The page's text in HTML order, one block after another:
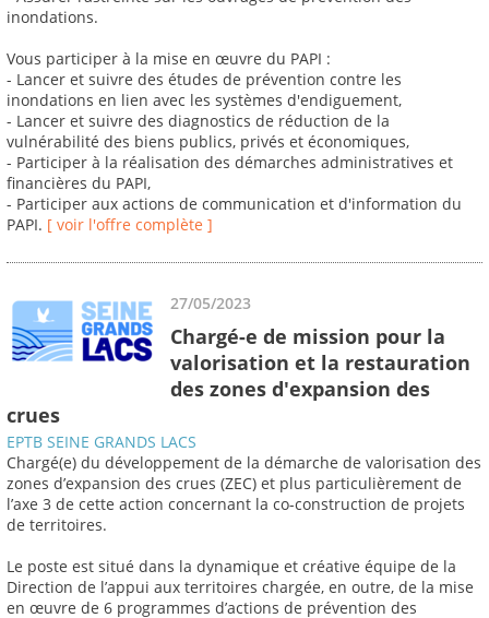
inondations.
Vous participer à la mise en œuvre du PAPI :
- Lancer et suivre des études de prévention contre les
inondations en lien avec les systèmes d'endiguement,
- Lancer et suivre des diagnostics de réduction de la
vulnérabilité des biens publics, privés et économiques,
- Participer à la réalisation des démarches administratives et
financières du PAPI,
- Participer aux actions de communication et d'information du
PAPI. [ voir l'offre complète ]
27/05/2023
Chargé-e de mission pour la
valorisation et la restauration
des zones d'expansion des
crues
EPTB SEINE GRANDS LACS
Chargé(e) du développement de la démarche de valorisation des
zones d’expansion des crues (ZEC) et plus particulièrement de
l’axe 3 de cette action concernant la co-construction de projets
de territoires.
Le poste est situé dans la dynamique et créative équipe de la
Direction de l’appui aux territoires chargée, en outre, de la mise
en œuvre de 6 programmes d’actions de prévention des